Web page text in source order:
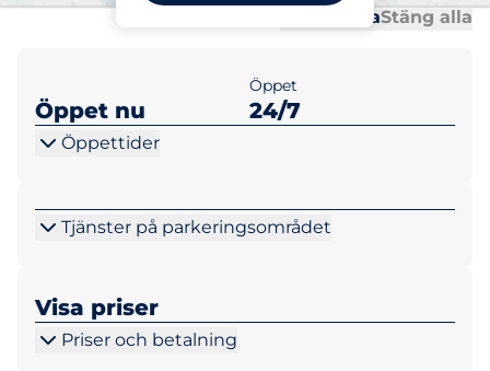
Öppna allaStäng alla
Öppet nu
Öppet
24/7
Öppettider
Tjänster på parkeringsområdet
Visa priser
Priser och betalning